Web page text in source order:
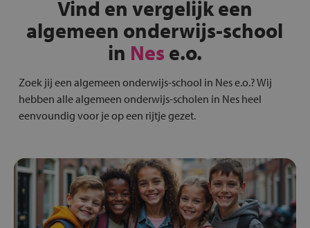
Vind en vergelijk een
algemeen onderwijs-school
in Nes e.o.
Zoek jij een algemeen onderwijs-school in Nes e.o.? Wij
hebben alle algemeen onderwijs-scholen in Nes heel
eenvoundig voor je op een rijtje gezet.